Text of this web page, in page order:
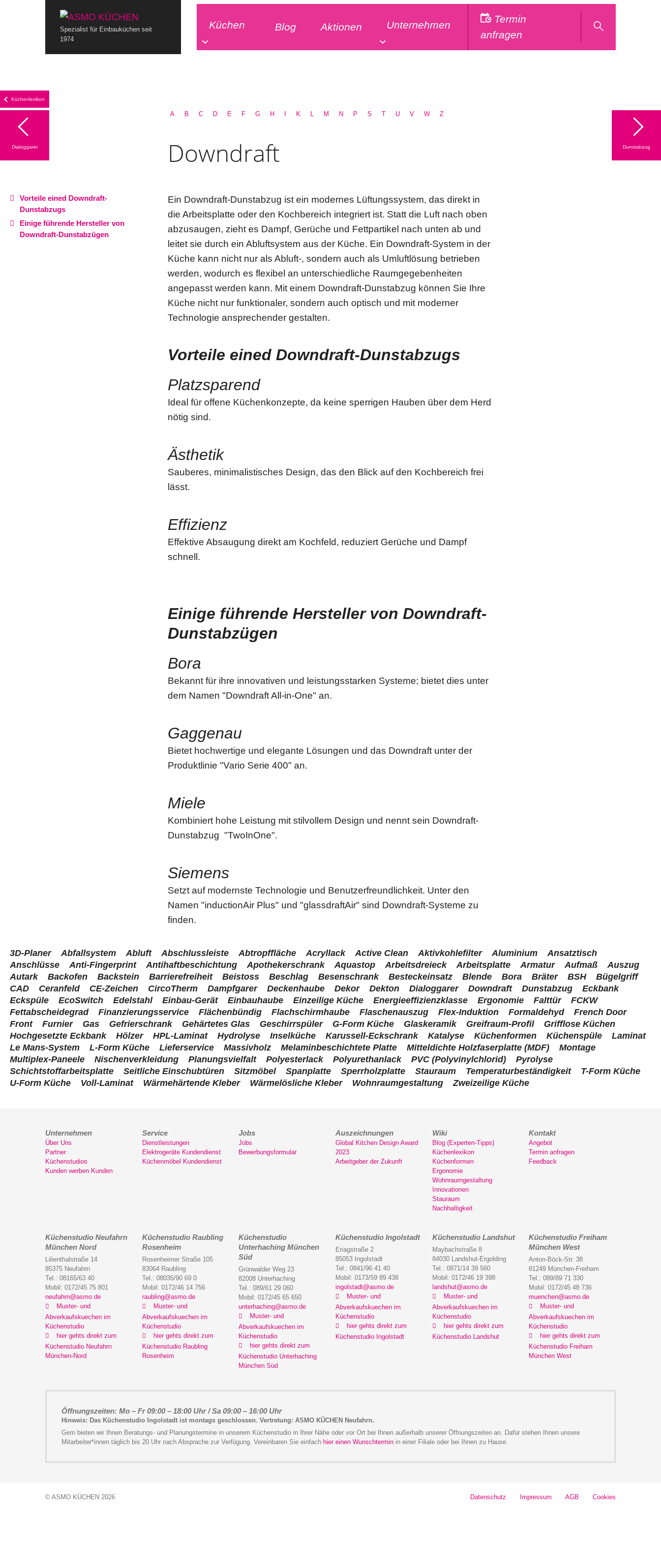
Spezialist für Einbauküchen seit
1974
Küchen Blog Aktionen Unternehmen
Termin
anfragen
Küchenlexikon
Dialoggarer Dunstabzug
A B C D E F G H K L M N P S T U V W Z
Downdraft
Vorteile eined Downdraft-
Dunstabzugs
Einige führende Hersteller von
Downdraft-Dunstabzügen
Ein Downdraft-Dunstabzug ist ein modernes Lüftungssystem, das direkt in
die Arbeitsplatte oder den Kochbereich integriert ist. Statt die Luft nach oben
abzusaugen, zieht es Dampf, Gerüche und Fettpartikel nach unten ab und
leitet sie durch ein Abluftsystem aus der Küche. Ein Downdraft-System in der
Küche kann nicht nur als Abluft-, sondern auch als Umluftlösung betrieben
werden, wodurch es flexibel an unterschiedliche Raumgegebenheiten
angepasst werden kann. Mit einem Downdraft-Dunstabzug können Sie Ihre
Küche nicht nur funktionaler, sondern auch optisch und mit moderner
Technologie ansprechender gestalten.
Vorteile eined Downdraft-Dunstabzugs
Platzsparend
Ideal für offene Küchenkonzepte, da keine sperrigen Hauben über dem Herd
nötig sind.
Ästhetik
Sauberes, minimalistisches Design, das den Blick auf den Kochbereich frei
lässt.
Effizienz
Effektive Absaugung direkt am Kochfeld, reduziert Gerüche und Dampf
schnell.
Einige führende Hersteller von Downdraft-
Dunstabzügen
Bora
Bekannt für ihre innovativen und leistungsstarken Systeme; bietet dies unter
dem Namen "Downdraft All-in-One" an.
Gaggenau
Bietet hochwertige und elegante Lösungen und das Downdraft unter der
Produktlinie "Vario Serie 400" an.
Miele
Kombiniert hohe Leistung mit stilvollem Design und nennt sein Downdraft-
Dunstabzug "TwoInOne".
Siemens
Setzt auf modernste Technologie und Benutzerfreundlichkeit. Unter den
Namen "inductionAir Plus" und "glassdraftAir" sind Downdraft-Systeme zu
finden.
3D-Planer Abfallsystem Abluft Abschlussleiste Abtropffläche Acryllack Active Clean Aktivkohlefilter Aluminium
Ansatztisch
Anschlüsse
Anti-Fingerprint Antihaftbeschichtung Apothekerschrank Aquastop Arbeitsdreieck Arbeitsplatte Armatur Aufmaß
Auszug
Autark
Backofen Backstein Barrierefreiheit Beistoss Beschlag Besenschrank Besteckeinsatz Blende Bora Bräter BSH
Bügelgriff
CAD
Ceranfeld CE-Zeichen CircoTherm Dampfgarer Deckenhaube Dekor Dekton Dialoggarer Downdraft Dunstabzug
Eckbank
Eckspüle
EcoSwitch Edelstahl Einbau-Gerät Einbauhaube Einzeilige Küche Energieeffizienzklasse Ergonomie Falttür
FCKW
Fettabscheidegrad
Finanzierungsservice Flächenbündig Flachschirmhaube Flaschenauszug Flex-Induktion Formaldehyd
French Door
Front
Furnier Gas Gefrierschrank Gehärtetes Glas Geschirrspüler G-Form Küche Glaskeramik Greifraum-Profil
Grifflose Küchen
Hochgesetzte Eckbank
Hölzer HPL-Laminat Hydrolyse Inselküche Karussell-Eckschrank Katalyse Küchenformen Küchenspüle
Laminat
Le Mans-System
L-Form Küche Lieferservice Massivholz Melaminbeschichtete Platte Mitteldichte Holzfaserplatte (MDF)
Montage
Multiplex-Paneele
Nischenverkleidung Planungsvielfalt Polyesterlack Polyurethanlack PVC (Polyvinylchlorid)
Pyrolyse
Schichtstoffarbeitsplatte
Seitliche Einschubtüren Sitzmöbel Spanplatte Sperrholzplatte Stauraum Temperaturbeständigkeit
T-Form Küche
U-Form Küche
Voll-Laminat Wärmehärtende Kleber Wärmelösliche Kleber Wohnraumgestaltung Zweizeilige Küche
Unternehmen
Über Uns
Partner
Küchenstudios
Kunden werben Kunden
Service
Dienstleistungen
Elektrogeräte Kundendienst
Küchenmöbel Kundendienst
Jobs
Jobs
Bewerbungsformular
Auszeichnungen
Global Kitchen Design Award
2023
Arbeitgeber der Zukunft
Wiki
Blog (Experten-Tipps)
Küchenlexikon
Küchenformen
Ergonomie
Wohnraumgestaltung
Innovationen
Stauraum
Nachhaltigkeit
Kontakt
Angebot
Termin anfragen
Feedback
Küchenstudio Neufahrn
München Nord
Lilienthalstraße 14
85375 Neufahrn
Tel.: 08165/63 40
Mobil: 0172/45 75 801
neufahrn@asmo.de
Muster- und
Abverkaufskuechen im
Küchenstudio
hier gehts direkt zum
Küchenstudio Neufahrn
München-Nord
Küchenstudio Raubling
Rosenheim
Rosenheimer Straße 105
83064 Raubling
Tel.: 08035/90 69 0
Mobil: 0172/46 14 756
raubling@asmo.de
Muster- und
Abverkaufskuechen im
Küchenstudio
hier gehts direkt zum
Küchenstudio Raubling
Rosenheim
Küchenstudio
Unterhaching München
Süd
Grünwalder Weg 23
82008 Unterhaching
Tel.: 089/61 29 060
Mobil: 0172/45 65 650
unterhaching@asmo.de
Muster- und
Abverkaufskuechen im
Küchenstudio
hier gehts direkt zum
Küchenstudio Unterhaching
München Süd
Küchenstudio Ingolstadt
Eriagstraße 2
85053 Ingolstadt
Tel.: 0841/96 41 40
Mobil: 0173/59 89 438
ingolstadt@asmo.de
Muster- und
Abverkaufskuechen im
Küchenstudio
hier gehts direkt zum
Küchenstudio Ingolstadt
Küchenstudio Landshut
Maybachstraße 8
84030 Landshut-Ergolding
Tel.: 0871/14 39 560
Mobil: 0172/46 19 398
landshut@asmo.de
Muster- und
Abverkaufskuechen im
Küchenstudio
hier gehts direkt zum
Küchenstudio Landshut
Küchenstudio Freiham
München West
Anton-Böck-Str. 38
81249 München-Freiham
Tel.: 089/89 71 330
Mobil: 0172/45 48 736
muenchen@asmo.de
Muster- und
Abverkaufskuechen im
Küchenstudio
hier gehts direkt zum
Küchenstudio Freiham
München West
Öffnungszeiten: Mo – Fr 09:00 – 18:00 Uhr / Sa 09:00 – 16:00 Uhr
Hinweis: Das Küchenstudio Ingolstadt ist montags geschlossen. Vertretung: ASMO KÜCHEN Neufahrn.
Gern bieten wir Ihnen Beratungs- und Planungstermine in unserem Küchenstudio in Ihrer Nähe oder vor Ort bei Ihnen außerhalb unserer Öffnungszeiten an. Dafür stehen Ihnen unsere
Mitarbeiter*innen täglich bis 20 Uhr nach Absprache zur Verfügung. Vereinbaren Sie einfach hier einen Wunschtermin in einer Filiale oder bei Ihnen zu Hause.
© ASMO KÜCHEN 2026 Datenschutz Impressum AGB Cookies